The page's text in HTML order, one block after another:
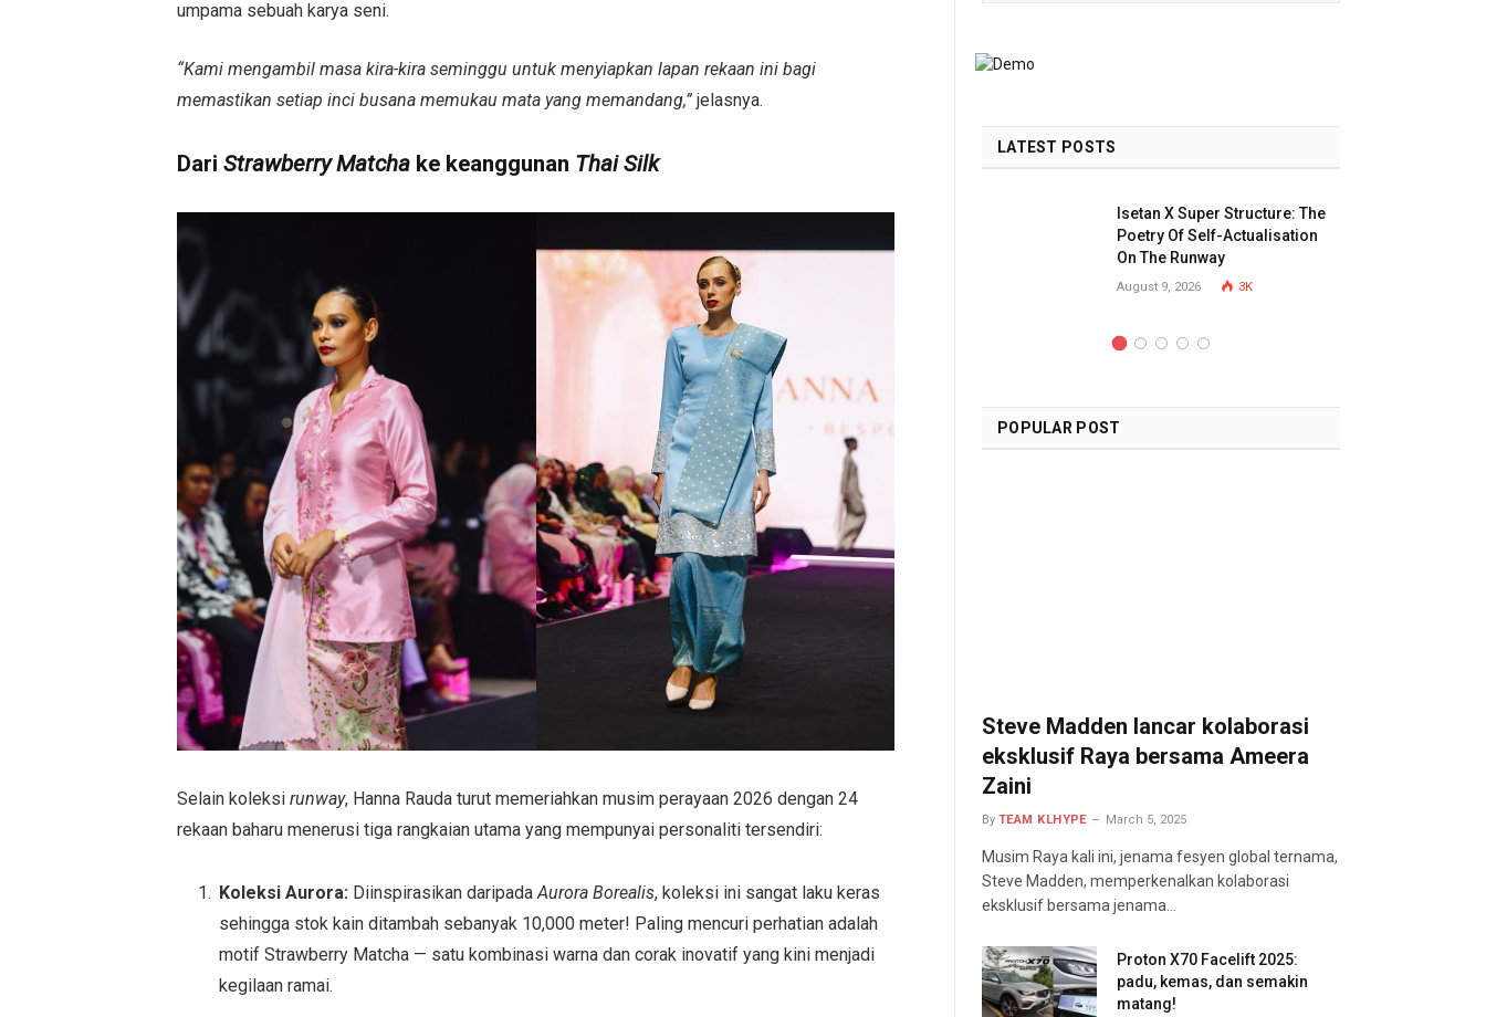
umpama sebuah karya seni.
“Kami mengambil masa kira-kira seminggu untuk menyiapkan lapan rekaan ini bagi
memastikan setiap inci busana memukau mata yang memandang,”jelasnya.
Dari Strawberry Matchake keanggunan Thai Silk
Selain koleksi runway, Hanna Rauda turut memeriahkan musim perayaan 2026 dengan 24
rekaan baharu menerusi tiga rangkaian utama yang mempunyai personaliti tersendiri:
Koleksi Aurora:Diinspirasikan daripadaAurora Borealis, koleksi ini sangat laku keras
sehingga stok kain ditambah sebanyak 10,000 meter! Paling mencuri perhatian adalah
motif Strawberry Matcha — satu kombinasi warna dan corak inovatif yang kini menjadi
kegilaan ramai.
LATEST POSTS
What to Read After
Reading Guide for Myth-
Lovers, Movie Fans, and Epic
Adventure Seekers
August 7, 2026
Isetan X Super Structure: The
Poetry Of Self-Actualisation
On The Runway
August 9, 2026 3K
POPULAR POST
Steve Madden lancar kolaborasi
eksklusif Raya bersama Ameera
Zaini
By TEAM KLHYPE March 5, 2025
Musim Raya kali ini, jenama fesyen global ternama,
Steve Madden, memperkenalkan kolaborasi
eksklusif bersama jenama…
Proton X70 Facelift 2025:
padu, kemas, dan semakin
matang!